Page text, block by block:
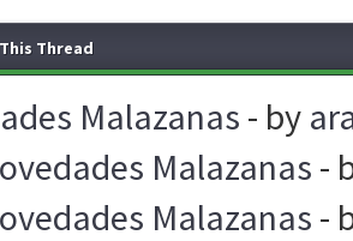
Thread
Malazanas - by
Malazanas -
Malazanas -